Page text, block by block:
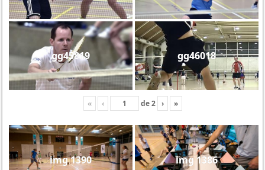
gg45819 gg46018
« ‹ de2 › »
img 1390 img 1386